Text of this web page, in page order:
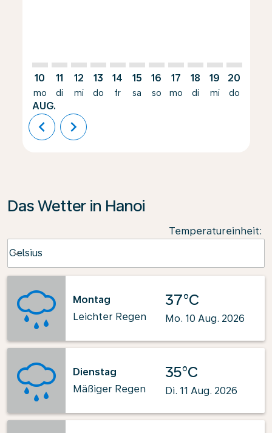
10
mo
AUG.
11
di
12
mi
13
do
14
fr
15
sa
16
so
17
mo
18
di
19
mi
20
do
chevron_left chevron_right
Das Wetter in Hanoi
Temperatureinheit:
Celsius
keyboard_arrow_down
Montag
Leichter Regen
37°C
Mo. 10 Aug. 2026
Dienstag
Mäßiger Regen
35°C
Di. 11 Aug. 2026